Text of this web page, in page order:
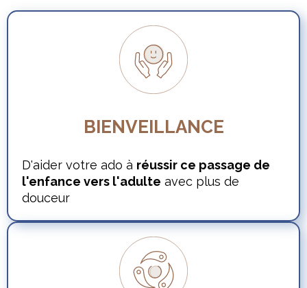
BIENVEILLANCE
D'aider votre ado à réussir ce passage de
l'enfance vers l'adulte avec plus de
douceur